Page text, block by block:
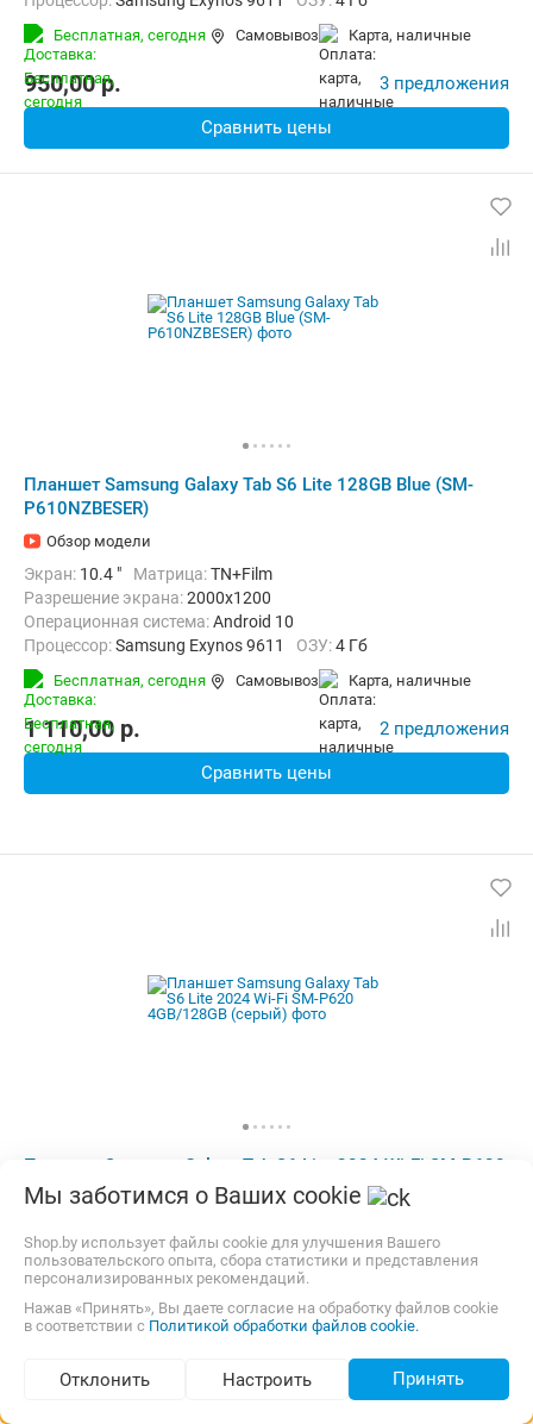
Подбор по параметрам (36)
Встроенная память:
Тыловая камера:
Беспроводная связь:
Bluetooth, Wi-Fi Вес:467 г
Бесплатная, сегодня Самовывоз карта, наличные
950,00p. 3 предложения
Сравнить цены
Планшет Samsung Galaxy Tab S6 Lite 128GB Blue (SM-
P610NZBESER)
Обзор модели
Экран: 10.4 " Матрица:TN+Film
Разрешение экрана:2000x1200
Операционная система:Android 10
Процессор:Samsung Exynos 9611 ОЗУ:4 Гб
Встроенная память:
Тыловая камера:
Беспроводная связь:
Bluetooth, Wi-Fi
Комплектация:
467 г
Бесплатная, сегодня Самовывоз карта, наличные
1 110,00 p. 2 предложения
Сравнить цены
Планшет Samsung Galaxy Tab S6 Lite 2024 Wi-Fi SM-P620
4GB/128GB (серый)
Разрешение экрана:2000x1200
Операционная система:Android 14
Встроенная память:128 Гб Тыловая камера:8 Мп
Бесплатная, сегодня
Самовывоз
4 предложения
Мы заботимся о Ваших cookie
Shop.by использует файлы cookie для улучшения Вашего
пользовательского опыта, сбора статистики и представления
персонализированных рекомендаций.
Нажав «Принять», Вы даете согласие на обработку файлов cookie
в соответствии с Политикой обработки файлов cookie.
Отклонить Настроить Принять